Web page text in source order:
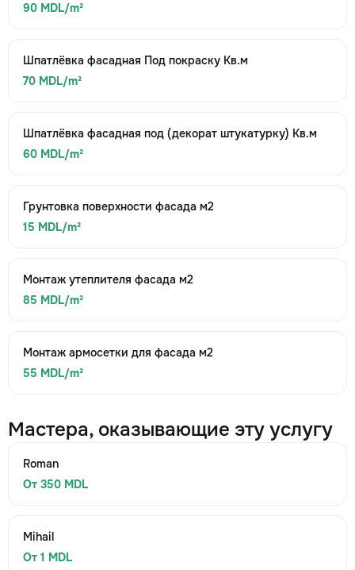
90 MDL/m²
Шпатлёвка фасадная Под покраску Кв.м
70 MDL/m²
Шпатлёвка фасадная под (декорат штукатурку) Кв.м
60 MDL/m²
Грунтовка поверхности фасада м2
15 MDL/m²
Монтаж утеплителя фасада м2
85 MDL/m²
Монтаж армосетки для фасада м2
55 MDL/m²
Мастера, оказывающие эту услугу
Roman
От 350 MDL
Mihail
От 1 MDL